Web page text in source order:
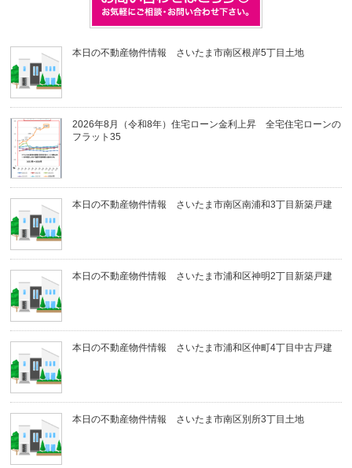
本日の不動産物件情報 さいたま市南区根岸5丁目土地
2026年8月（令和8年）住宅ローン金利上昇 全宅住宅ローンの
フラット35
本日の不動産物件情報 さいたま市南区南浦和3丁目新築戸建
本日の不動産物件情報 さいたま市浦和区神明2丁目新築戸建
本日の不動産物件情報 さいたま市浦和区仲町4丁目中古戸建
本日の不動産物件情報 さいたま市南区別所3丁目土地